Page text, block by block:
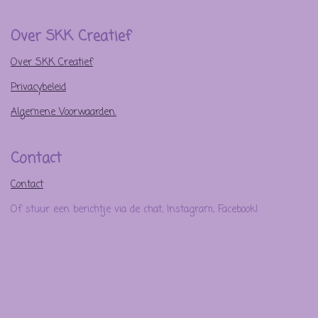
Over SKK Creatief
Over SKK Creatief
Privacybeleid
Algemene Voorwaarden.
Contact
Contact
Of stuur een berichtje via de chat, Instagram, Facebook!